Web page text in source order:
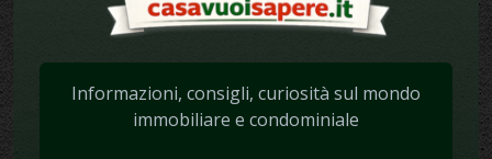
Informazioni, consigli, curiosità sul mondo
immobiliare e condominiale